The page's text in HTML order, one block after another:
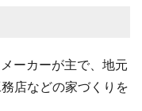
ーカーが主で、地元
店などの家づくりを